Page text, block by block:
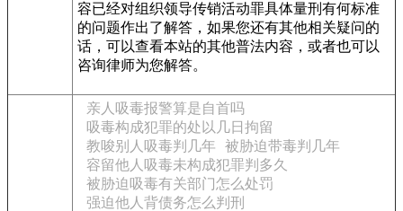
容已经对组织领导传销活动罪具体量刑有何标准
的问题作出了解答，如果您还有其他相关疑问的
话，可以查看本站的其他普法内容，或者也可以
咨询律师为您解答。
亲人吸毒报警算是自首吗
吸毒构成犯罪的处以几日拘留
教唆别人吸毒判几年
被胁迫带毒判几年
容留他人吸毒未构成犯罪判多久
被胁迫吸毒有关部门怎么处罚
强迫他人背债务怎么判刑